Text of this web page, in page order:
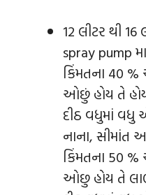
12 લીટર થી
spray pump
કિંમતના 40
ઓછું હોય તે
દીઠ વધુમાં
નાના, સીમાંત
કિંમતના 50
ઓછુ હોય તે